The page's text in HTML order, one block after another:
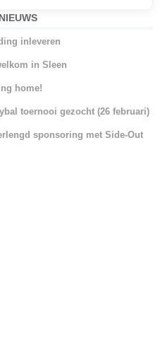
inleveren
in Sleen
home!
toernooi gezocht (26 februari)
sponsoring met Side-Out